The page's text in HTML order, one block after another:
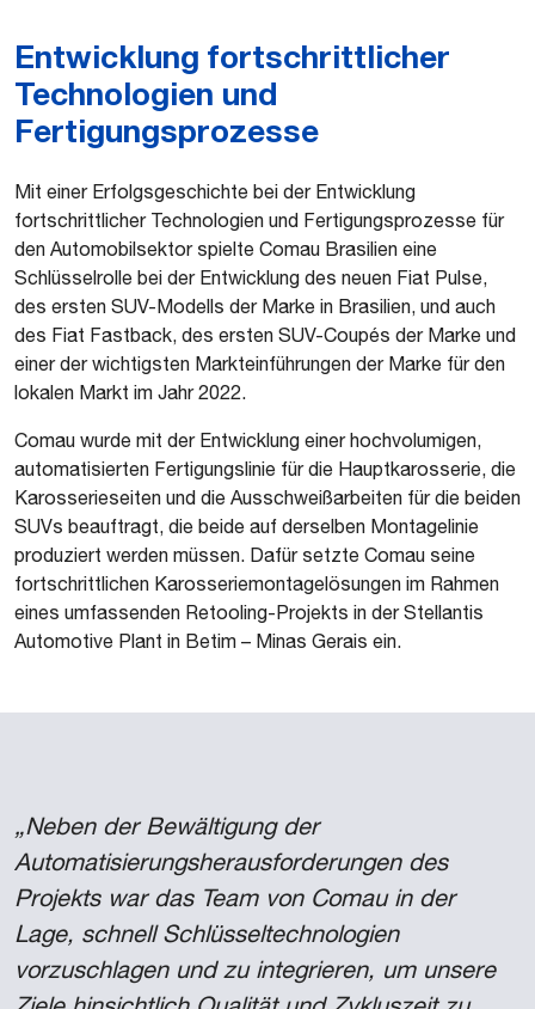
Entwicklung fortschrittlicher
Technologien und
Fertigungsprozesse
Mit einer Erfolgsgeschichte bei der Entwicklung
fortschrittlicher Technologien und Fertigungsprozesse für
den Automobilsektor spielte Comau Brasilien eine
Schlüsselrolle bei der Entwicklung des neuen Fiat Pulse,
des ersten SUV-Modells der Marke in Brasilien, und auch
des Fiat Fastback, des ersten SUV-Coupés der Marke und
einer der wichtigsten Markteinführungen der Marke für den
lokalen Markt im Jahr 2022.
Comau wurde mit der Entwicklung einer hochvolumigen,
automatisierten Fertigungslinie für die Hauptkarosserie, die
Karosserieseiten und die Ausschweißarbeiten für die beiden
SUVs beauftragt, die beide auf derselben Montagelinie
produziert werden müssen. Dafür setzte Comau seine
fortschrittlichen Karosseriemontagelösungen im Rahmen
eines umfassenden Retooling-Projekts in der Stellantis
Automotive Plant in Betim – Minas Gerais ein.
„Neben der Bewältigung der
Automatisierungsherausforderungen des
Projekts war das Team von Comau in der
Lage, schnell Schlüsseltechnologien
vorzuschlagen und zu integrieren, um unsere